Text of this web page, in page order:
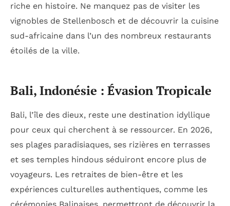
riche en histoire. Ne manquez pas de visiter les
vignobles de Stellenbosch et de découvrir la cuisine
sud-africaine dans l’un des nombreux restaurants
étoilés de la ville.
Bali, Indonésie : Évasion Tropicale
Bali, l’île des dieux, reste une destination idyllique
pour ceux qui cherchent à se ressourcer. En 2026,
ses plages paradisiaques, ses rizières en terrasses
et ses temples hindous séduiront encore plus de
voyageurs. Les retraites de bien-être et les
expériences culturelles authentiques, comme les